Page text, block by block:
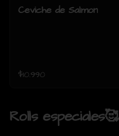
Ceviche de Salmon
$10.990
Rolls especiales🥰